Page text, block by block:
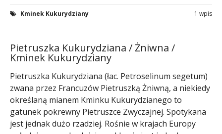
Kminek Kukurydziany 1 wpis
Pietruszka Kukurydziana / Żniwna /
Kminek Kukurydziany
Pietruszka Kukurydziana (łac. Petroselinum segetum)
zwana przez Francuzów Pietruszką Żniwną, a niekiedy
określaną mianem Kminku Kukurydzianego to
gatunek pokrewny Pietruszce Zwyczajnej. Spotykana
jest jednak dużo rzadziej. Rośnie w krajach Europy